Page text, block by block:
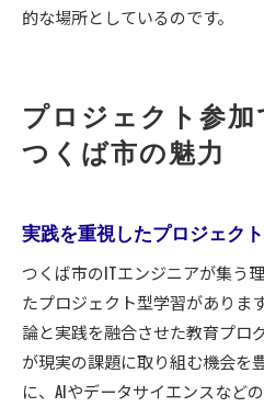
的な場所としているのです。
プロジェクト参加
つくば市の魅力
実践を重視したプロジェク
つくば市のITエンジニアが集う
たプロジェクト型学習がありま
論と実践を融合させた教育プロ
が現実の課題に取り組む機会を
に、AIやデータサイエンスなど